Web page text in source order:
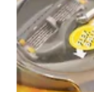
이즈는 데일리에요. 쿠
이라 그나마 다행. 마
은 지울수가 없어요.
크한지라 나중에 민트..